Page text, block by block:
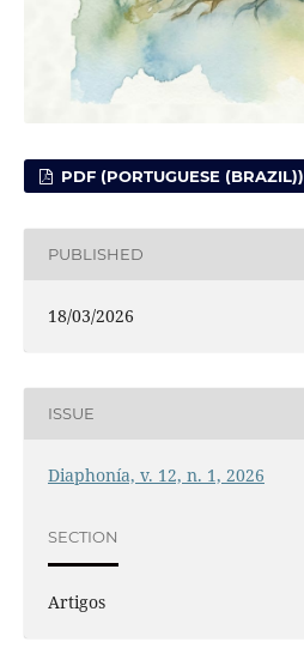
PDF (PORTUGUESE (BRAZIL))
PUBLISHED
18/03/2026
ISSUE
Diaphonía, v. 12, n. 1, 2026
SECTION
Artigos